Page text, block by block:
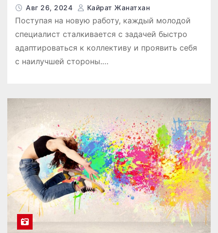
Авг 26, 2024 Кайрат Жанатхан
Поступая на новую работу, каждый молодой
специалист сталкивается с задачей быстро
адаптироваться к коллективу и проявить себя
с наилучшей стороны.…